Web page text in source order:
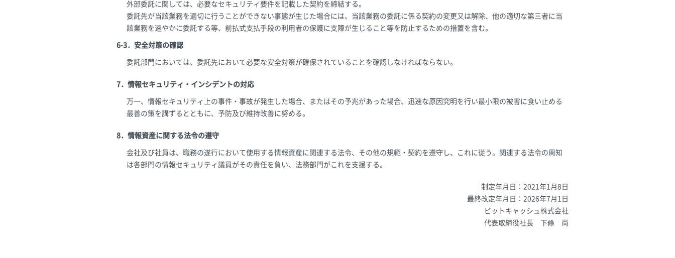
外部委託に関しては、必要なセキュリティ要件を記載した契約を締結する。
委託先が当該業務を適切に行うことができない事態が生じた場合には、当該業務の委託に係る契約の変更又は解除、他の適切な第三者に当
該業務を速やかに委託する等、前払式支払手段の利用者の保護に支障が生じること等を防止するための措置を含む。
6-3．安全対策の確認
委託部門においては、委託先において必要な安全対策が確保されていることを確認しなければならない。
7．情報セキュリティ・インシデントの対応
万一、情報セキュリティ上の事件・事故が発生した場合、またはその予兆があった場合、迅速な原因究明を行い最小限の被害に食い止める
最善の策を講ずるとともに、予防及び維持改善に努める。
8．情報資産に関する法令の遵守
会社及び社員は、職務の遂行において使用する情報資産に関連する法令、その他の規範・契約を遵守し、これに従う。関連する法令の周知
は各部門の情報セキュリティ議員がその責任を負い、法務部門がこれを支援する。
制定年月日：2021年1月8日
最終改定年月日：2026年7月1日
ビットキャッシュ株式会社
代表取締役社長 下條 尚